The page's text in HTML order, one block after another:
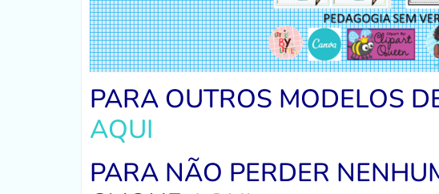
PARA OUTROS MODELOS
AQUI
PARA NÃO PERDER